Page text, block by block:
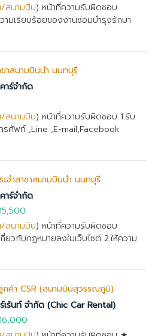
/สนามบิน) หน้าที่ความรับผิดชอบ
ามเรียบร้อยของงานซ่อมบำรุงรักษา
าสนามบินน้ำ นนทบุรี
าร์จำกัด
/สนามบิน) หน้าที่ความรับผิดชอบ 1.รับ
รศัพท์ ,Line ,E-mail,Facebook
จำสาขาสนามบินน้ำ นนทบุรี
าร์จำกัด
/สนามบิน) หน้าที่ความรับผิดชอบ
ยวกับกฏหมายลงในเว็บไซต์ 2.ให้ความ
กค้า CSR (สนามบินสุวรรณภูมิ)
เร้นท์ จำกัด (Chic Car Rental)